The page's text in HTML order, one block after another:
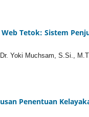
Tetok: Sistem
Yoki Muchsam, S.Si.,
Penentuan